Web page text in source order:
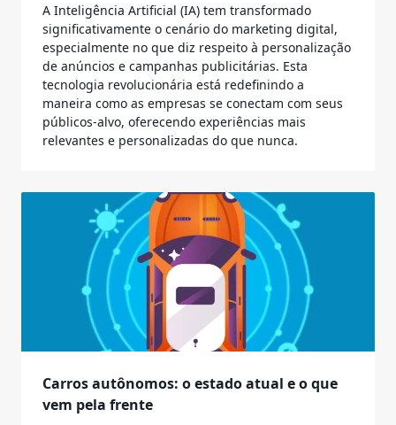
A Inteligência Artificial (IA) tem transformado
significativamente o cenário do marketing digital,
especialmente no que diz respeito à personalização
de anúncios e campanhas publicitárias. Esta
tecnologia revolucionária está redefinindo a
maneira como as empresas se conectam com seus
públicos-alvo, oferecendo experiências mais
relevantes e personalizadas do que nunca.
Carros autônomos: o estado atual e o que
vem pela frente